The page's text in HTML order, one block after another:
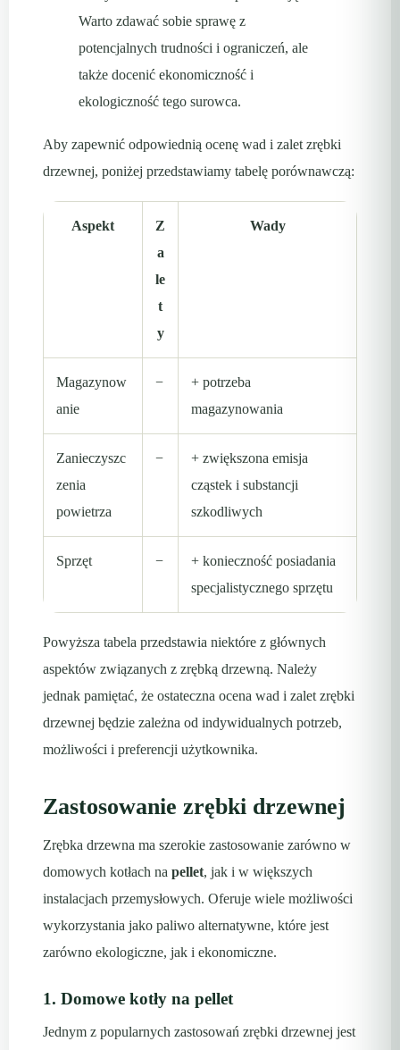
Warto zdawać sobie sprawę z
potencjalnych trudności i ograniczeń, ale
także docenić ekonomiczność i
ekologiczność tego surowca.
Aby zapewnić odpowiednią ocenę wad i zalet zrębki
drzewnej, poniżej przedstawiamy tabelę porównawczą:
Aspekt
Z
a
le
t
y
Wady
Magazynow
anie
−
+ potrzeba
magazynowania
Zanieczyszc
zenia
powietrza
−
+ zwiększona emisja
cząstek i substancji
szkodliwych
Sprzęt −
+ konieczność posiadania
specjalistycznego sprzętu
Powyższa tabela przedstawia niektóre z głównych
aspektów związanych z zrębką drzewną. Należy
jednak pamiętać, że ostateczna ocena wad i zalet zrębki
drzewnej będzie zależna od indywidualnych potrzeb,
możliwości i preferencji użytkownika.
Zastosowanie zrębki drzewnej
Zrębka drzewna ma szerokie zastosowanie zarówno w
domowych kotłach na pellet, jak i w większych
instalacjach przemysłowych. Oferuje wiele możliwości
wykorzystania jako paliwo alternatywne, które jest
zarówno ekologiczne, jak i ekonomiczne.
1. Domowe kotły na pellet
Jednym z popularnych zastosowań zrębki drzewnej jest